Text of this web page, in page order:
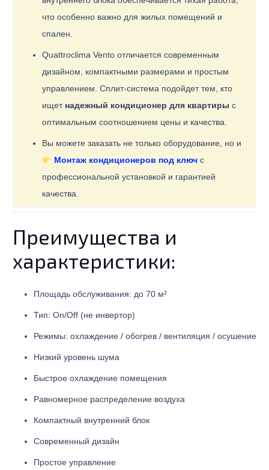
что особенно важно для жилых помещений и
спален.
Quattroclima Vento отличается современным
дизайном, компактными размерами и простым
управлением. Сплит-система подойдет тем, кто
ищет надежный кондиционер для квартиры с
оптимальным соотношением цены и качества.
Вы можете заказать не только оборудование, но и
Монтаж кондиционеров под ключс
профессиональной установкой и гарантией
качества.
Преимущества и
характеристики:
Площадь обслуживания: до 70 м²
Тип: On/Off (не инвертор)
Режимы: охлаждение / обогрев / вентиляция / осушение
Низкий уровень шума
Быстрое охлаждение помещения
Равномерное распределение воздуха
Компактный внутренний блок
Современный дизайн
Простое управление